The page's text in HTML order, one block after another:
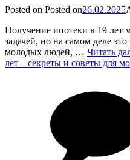
Posted on Posted on26.02.2025
Получение ипотеки в 19 лет
задачей, но на самом деле
молодых людей, … Читать
лет – секреты и советы для